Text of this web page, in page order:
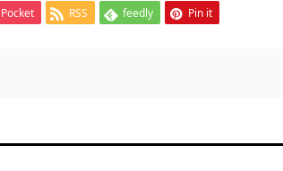
Pocket RSS feedly Pin it